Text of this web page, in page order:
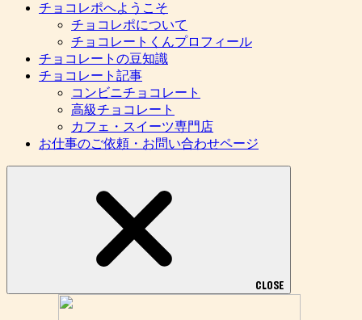
チョコレポへようこそ
チョコレポについて
チョコレートくんプロフィール
チョコレートの豆知識
チョコレート記事
コンビニチョコレート
高級チョコレート
カフェ・スイーツ専門店
お仕事のご依頼・お問い合わせページ
CLOSE